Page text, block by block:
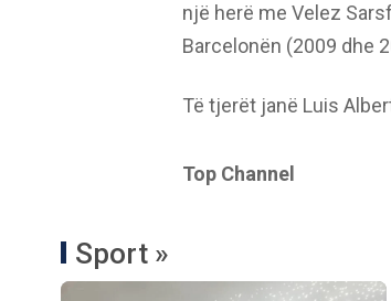
një herë me Velez
Barcelonën (2009 dhe
Të tjerët janë Luis
Top Channel
Sport »